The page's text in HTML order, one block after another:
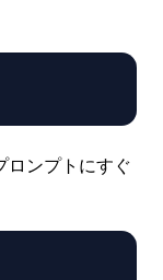
ロンプトにすぐ